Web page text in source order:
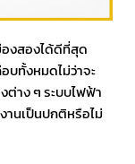
องสองได้ดีที่สุด
บทั้งหมดไม่ว่าจะ
ต่าง ๆ ระบบไฟฟ้า
านเป็นปกติหรือไม่